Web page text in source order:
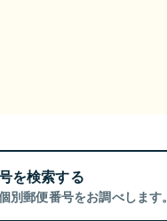
を検索する
別郵便番号をお調べします。